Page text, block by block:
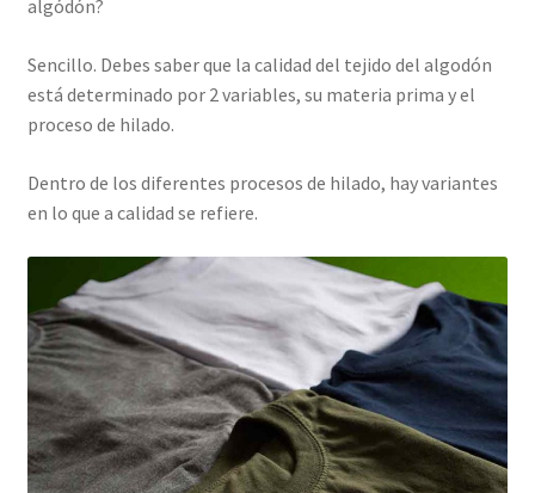
algódón?
Sencillo. Debes saber que la calidad del tejido del algodón
está determinado por 2 variables, su materia prima y el
proceso de hilado.
Dentro de los diferentes procesos de hilado, hay variantes
en lo que a calidad se refiere.